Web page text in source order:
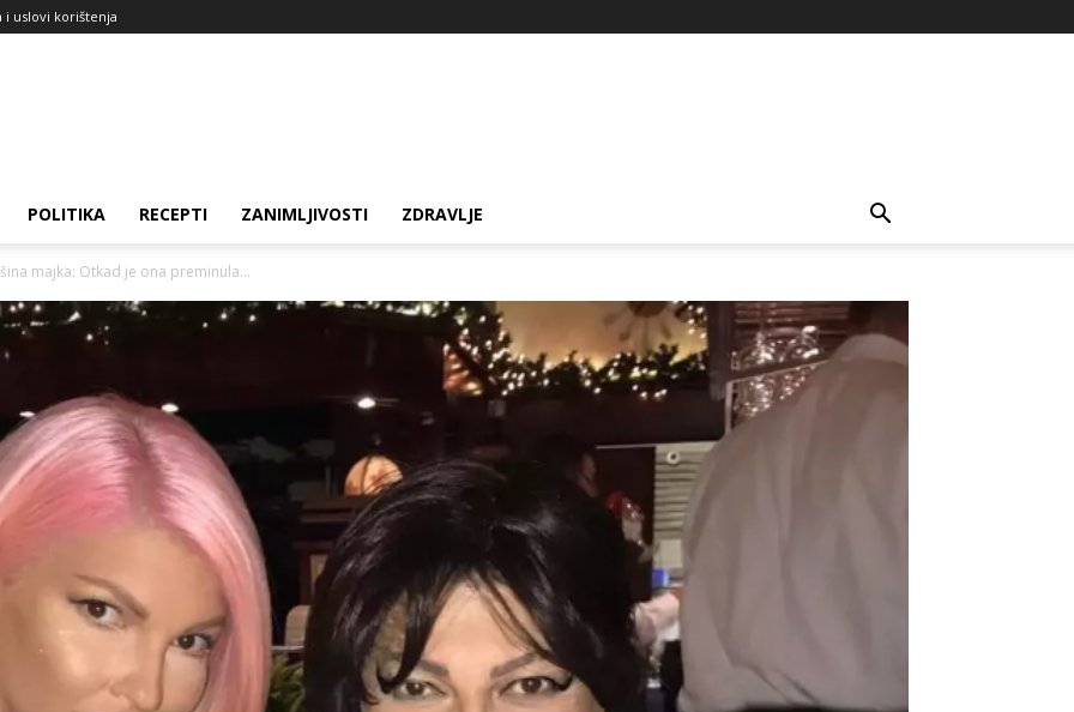
i uslovi korištenja
POLITIKA RECEPTI ZANIMLJIVOSTI ZDRAVLJE
majka: Otkad je ona preminula...